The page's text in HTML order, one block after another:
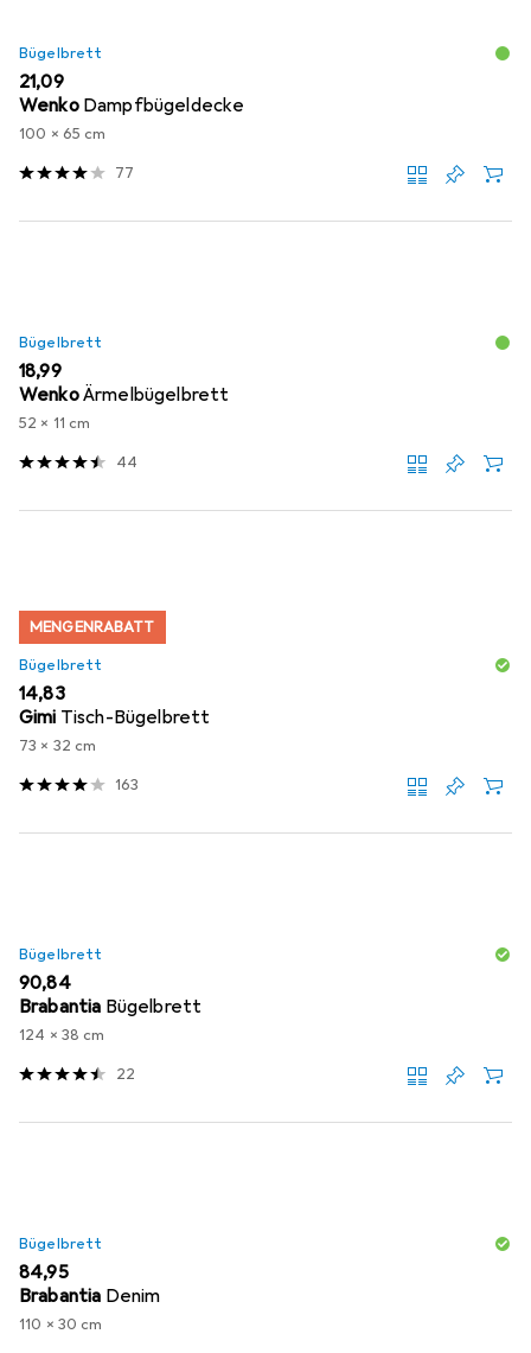
Bügelbrett
EUR
21,09
Wenko Dampfbügeldecke
100 x 65 cm
77
Bügelbrett
EUR
18,99
WenkoÄrmelbügelbrett
52 x 11 cm
44
MENGENRABATT
Bügelbrett
EUR
14,83
Gimi Tisch-Bügelbrett
73 x 32 cm
163
Bügelbrett
EUR
90,84
Brabantia Bügelbrett
124 x 38 cm
22
Bügelbrett
EUR
84,95
Brabantia Denim
110 x 30 cm